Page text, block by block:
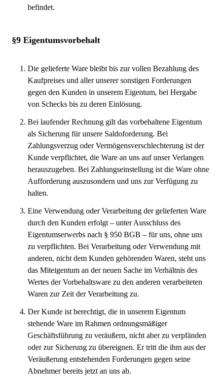
befindet.
§9 Eigentumsvorbehalt
Die gelieferte Ware bleibt bis zur vollen Bezahlung des
Kaufpreises und aller unserer sonstigen Forderungen
gegen den Kunden in unserem Eigentum, bei Hergabe
von Schecks bis zu deren Einlösung.
Bei laufender Rechnung gilt das vorbehaltene Eigentum
als Sicherung für unsere Saldoforderung. Bei
Zahlungsverzug oder Vermögensverschlechterung ist der
Kunde verpflichtet, die Ware an uns auf unser Verlangen
herauszugeben. Bei Zahlungseinstellung ist die Ware ohne
Aufforderung auszusondern und uns zur Verfügung zu
halten.
Eine Verwendung oder Verarbeitung der gelieferten Ware
durch den Kunden erfolgt – unter Ausschluss des
Eigentumserwerbs nach § 950 BGB – für uns, ohne uns
zu verpflichten. Bei Verarbeitung oder Verwendung mit
anderen, nicht dem Kunden gehörenden Waren, steht uns
das Miteigentum an der neuen Sache im Verhältnis des
Wertes der Vorbehaltsware zu den anderen verarbeiteten
Waren zur Zeit der Verarbeitung zu.
Der Kunde ist berechtigt, die in unserem Eigentum
stehende Ware im Rahmen ordnungsmäßiger
Geschäftsführung zu veräußern, nicht aber zu verpfänden
oder zur Sicherung zu übereignen. Er tritt die ihm aus der
Veräußerung entstehenden Forderungen gegen seine
Abnehmer bereits jetzt an uns ab.